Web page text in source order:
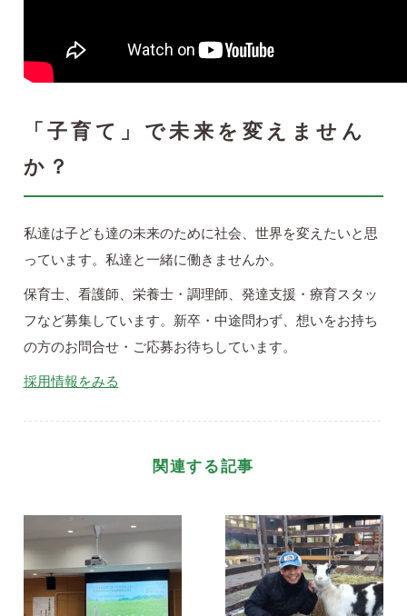
「子育て」で未来を変えません
か？
私達は子ども達の未来のために社会、世界を変えたいと思
っています。私達と一緒に働きませんか。
保育士、看護師、栄養士・調理師、発達支援・療育スタッ
フなど募集しています。新卒・中途問わず、想いをお持ち
の方のお問合せ・ご応募お待ちしています。
採用情報をみる
関連する記事